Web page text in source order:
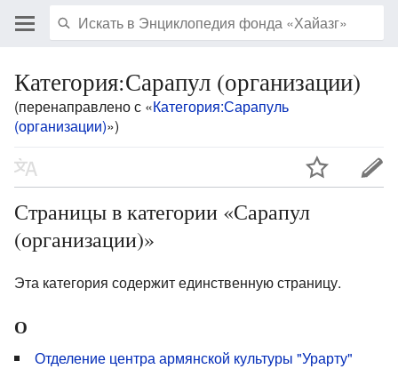
Категория:Сарапул (организации)
(перенаправлено с «Категория:Сарапуль
(организации)»)
Страницы в категории «Сарапул
(организации)»
Эта категория содержит единственную страницу.
О
Отделение центра армянской культуры "Урарту"